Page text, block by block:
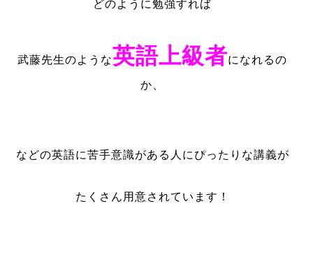
どのように勉強すれば
武藤先生のような英語上級者になれるの
か、
などの英語に苦手意識がある人にぴったりな講義が
たくさん用意されています！